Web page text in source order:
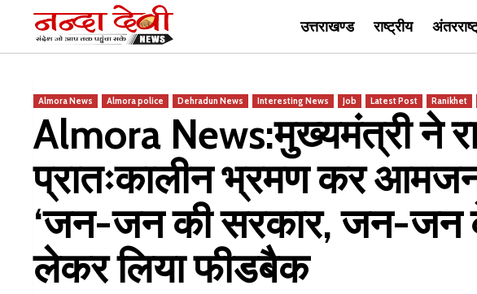
content
उत्तराखण्ड राष्ट्रीय
Almora News Almora police Dehradun News Interesting News Job Latest Post Ranikhet
Almora News:मुख्यमंत्री ने
प्रातःकालीन भ्रमण कर
‘जन-जन की सरकार, जन-जन के
लेकर लिया फीडबैक